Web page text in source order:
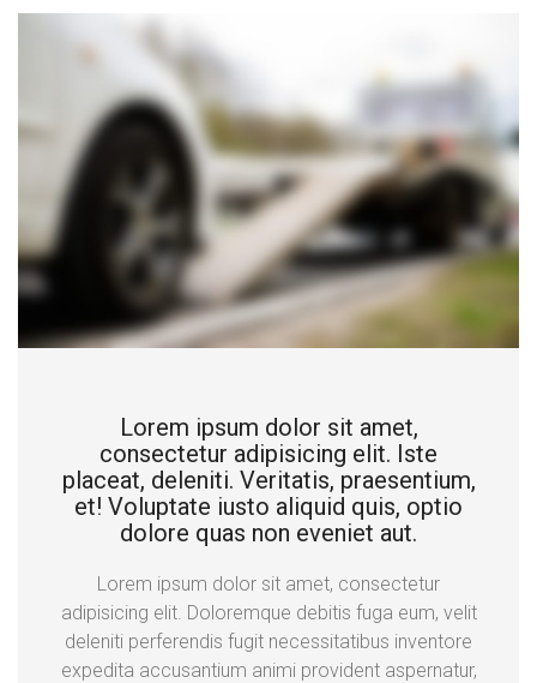
Lorem ipsum dolor sit amet,
consectetur adipisicing elit. Iste
placeat, deleniti. Veritatis, praesentium,
et! Voluptate iusto aliquid quis, optio
dolore quas non eveniet aut.
Lorem ipsum dolor sit amet, consectetur
adipisicing elit. Doloremque debitis fuga eum, velit
deleniti perferendis fugit necessitatibus inventore
expedita accusantium animi provident aspernatur,